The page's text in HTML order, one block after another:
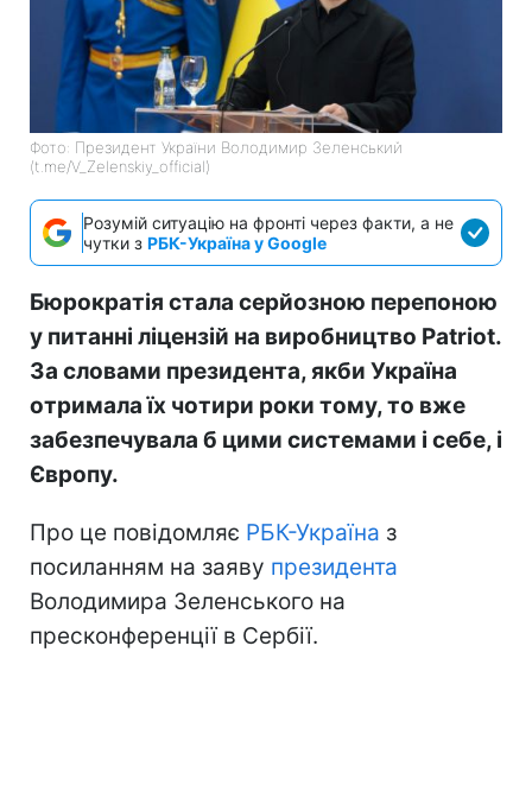
Фото: Президент України Володимир Зеленський
(t.me/V_Zelenskiy_official)
Розумій ситуацію на фронті через факти, а не
чутки з РБК-Україна у Google
Бюрократія стала серйозною перепоною
у питанні ліцензій на виробництво Patriot.
За словами президента, якби Україна
отримала їх чотири роки тому, то вже
забезпечувала б цими системами і себе, і
Європу.
Про це повідомляє РБК-Україна з
посиланням на заяву президента
Володимира Зеленського на
пресконференції в Сербії.